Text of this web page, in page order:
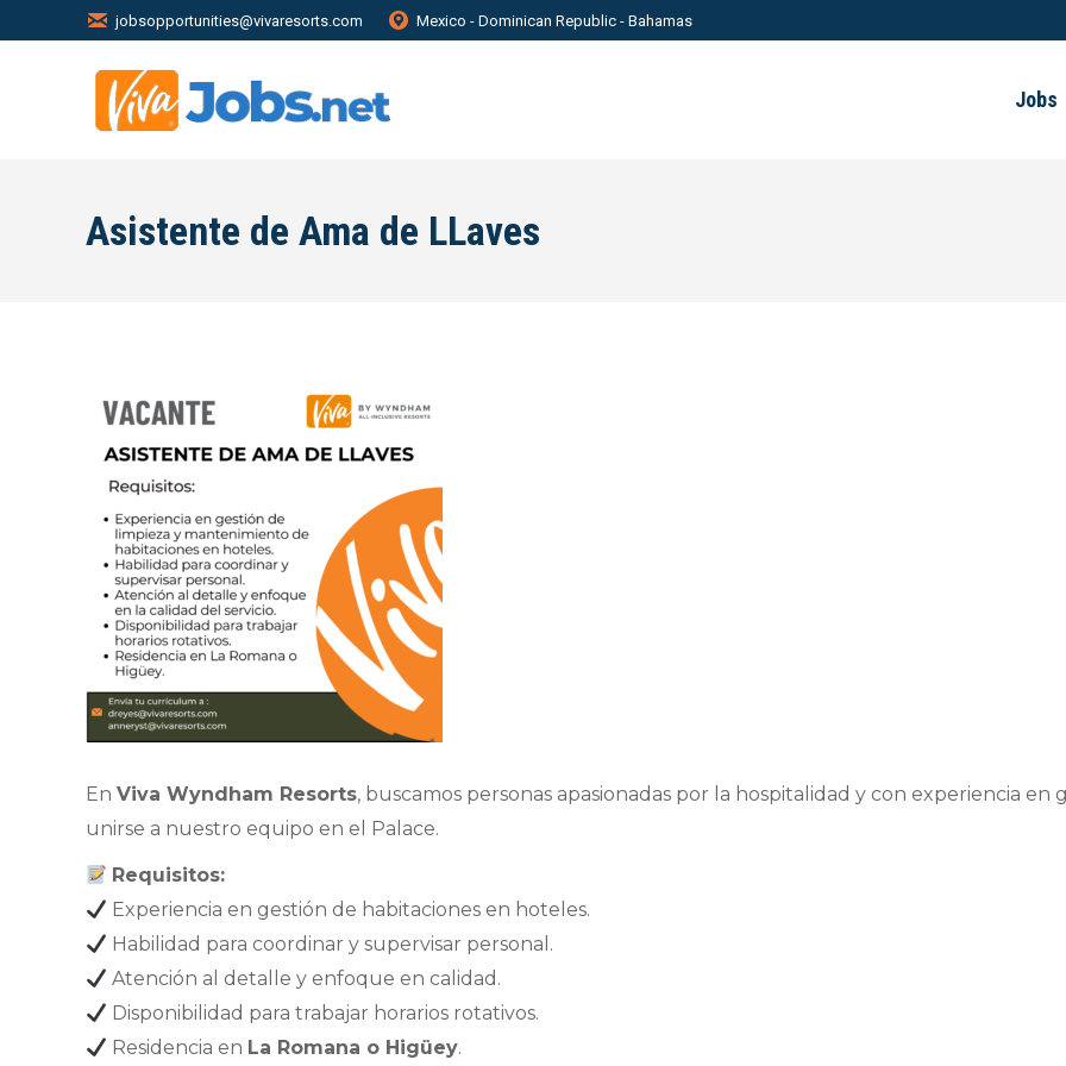
jobsopportunities@vivaresorts.com Mexico - Dominican Republic - Bahamas
Jobs
Asistente de Ama de LLaves
En Viva Wyndham Resorts, buscamos personas apasionadas por la hospitalidad y con experiencia
unirse a nuestro equipo en el Palace.
Requisitos:
Experiencia en gestión de habitaciones en hoteles.
Habilidad para coordinar y supervisar personal.
Atención al detalle y enfoque en calidad.
Disponibilidad para trabajar horarios rotativos.
Residencia en La Romana o Higüey.